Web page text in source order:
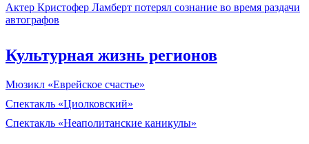
Актер Кристофер Ламберт потерял сознание во время раздачи
автографов
Культурная жизнь регионов
Мюзикл «Еврейское счастье»
Спектакль «Циолковский»
Спектакль «Неаполитанские каникулы»